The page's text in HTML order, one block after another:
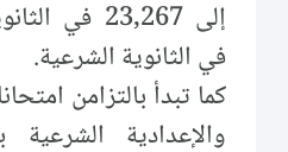
في الثانوية الشرعية.
كما تبدأ بالتزامن